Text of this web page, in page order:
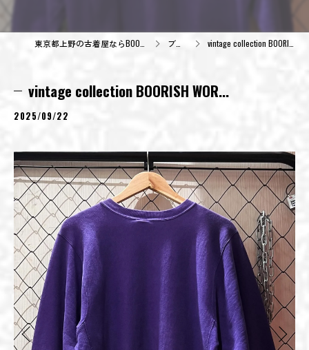
ブログ vintage collection BOORISH WOR...
vintage collection BOORISH WOR...
2025/09/22